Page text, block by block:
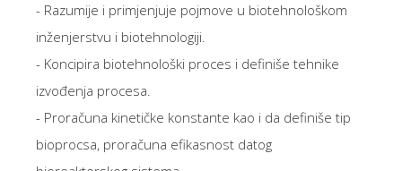
- Razumije i primjenjuje pojmove u biotehnološkom
inženjerstvu i biotehnologiji.
- Koncipira biotehnološki proces i definiše tehnike
izvođenja procesa.
- Proračuna kinetičke konstante kao i da definiše tip
bioprocsa, proračuna efikasnost datog